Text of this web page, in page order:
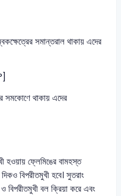
সমান্তরাল থাকায় এদের
সমকোণে থাকায় এদের
হওয়ায় ফ্লেমিঙের বামহস্ত
বিপরীতমুখী হবে। সুতরাং
বল ক্রিয়া করে এবং